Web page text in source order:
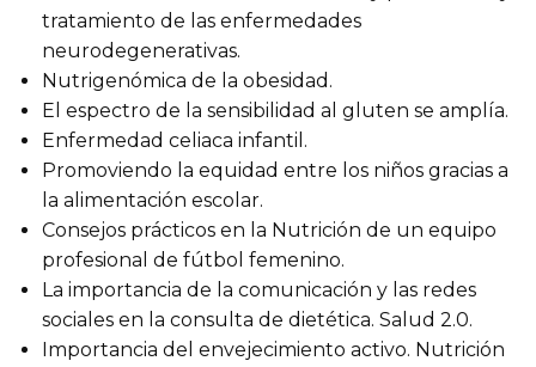
tratamiento de las enfermedades
neurodegenerativas.
Nutrigenómica de la obesidad.
El espectro de la sensibilidad al gluten se amplía.
Enfermedad celiaca infantil.
Promoviendo la equidad entre los niños gracias a
la alimentación escolar.
Consejos prácticos en la Nutrición de un equipo
profesional de fútbol femenino.
La importancia de la comunicación y las redes
sociales en la consulta de dietética. Salud 2.0.
Importancia del envejecimiento activo. Nutrición